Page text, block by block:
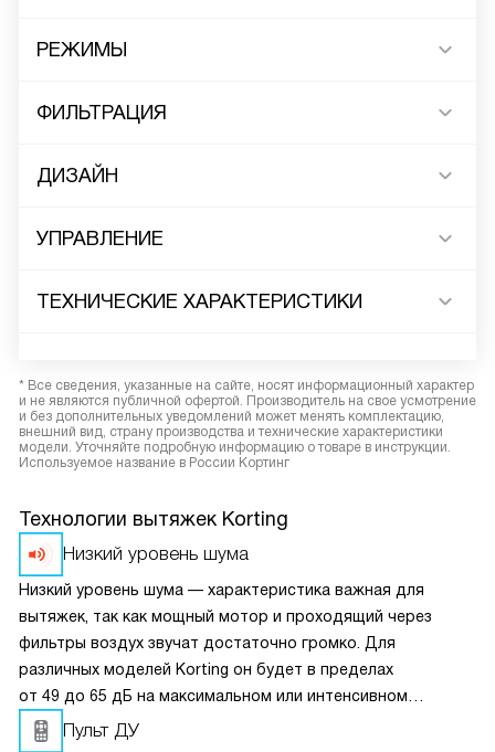
РЕЖИМЫ
ФИЛЬТРАЦИЯ
ДИЗАЙН
УПРАВЛЕНИЕ
ТЕХНИЧЕСКИЕ ХАРАКТЕРИСТИКИ
* Все сведения, указанные на сайте, носят информационный характер
и не являются публичной офертой. Производитель на свое усмотрение
и без дополнительных уведомлений может менять комплектацию,
внешний вид, страну производства и технические характеристики
модели. Уточняйте подробную информацию о товаре в инструкции.
Используемое название в России Кортинг
Технологии вытяжек Korting
Низкий уровень шума
Низкий уровень шума — характеристика важная для
вытяжек, так как мощный мотор и проходящий через
фильтры воздух звучат достаточно громко. Для
различных моделей Korting он будет в пределах
от 49 до 65 дБ на максимальном или интенсивном
режимах. Для сравнения: 45 дБ — это обычный разговор,
Пульт ДУ